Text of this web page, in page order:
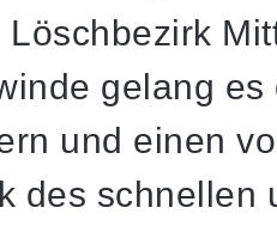
Löschbezirk
gelang es
und einen
des schnellen